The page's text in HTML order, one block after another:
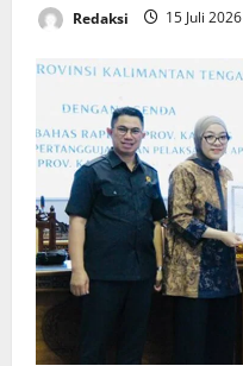
Redaksi 15 Juli 2026